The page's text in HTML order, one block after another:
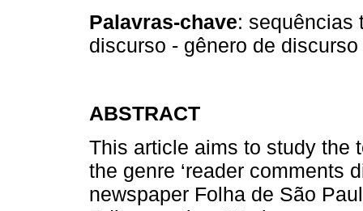
Palavras-chave: sequências
discurso - gênero de
ABSTRACT
This article aims to study the
the genre ‘reader comments
newspaper Folha de São